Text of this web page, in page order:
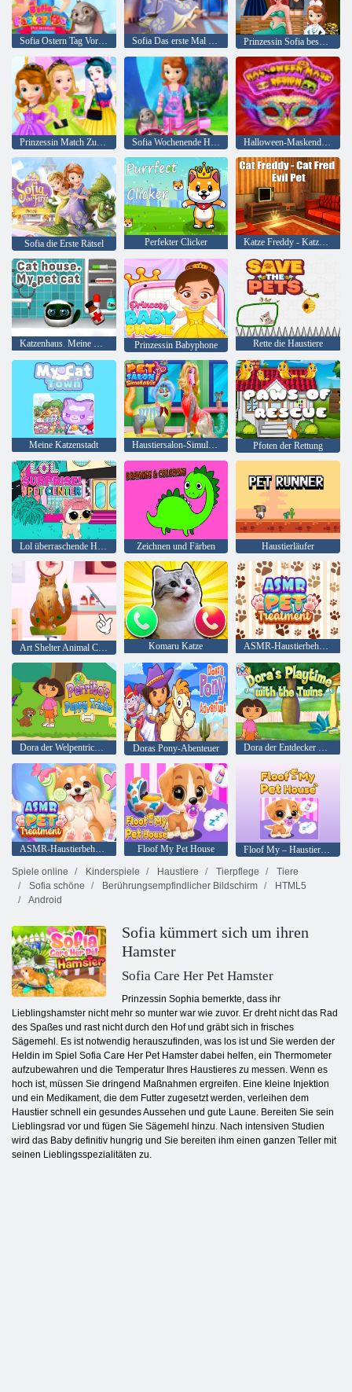
Sofia Ostern Tag Vorbereitung Sofia Das erste Mal über eine Prinzessin Prinzessin Sofia beschäftigt Klinik
Prinzessin Match Zubehör Sofia Wochenende Happy Day Halloween-Maskendesign
Sofia die Erste Rätsel Perfekter Clicker Katze Freddy - Katze Fred Böses Haustier
Katzenhaus. Meine Haustierkatze Prinzessin Babyphone Rette die Haustiere
Meine Katzenstadt Haustiersalon-Simulator Pfoten der Rettung
Lol überraschende Haustierzentrum Zeichnen und Färben Haustierläufer
Komaru Katze ASMR-Haustierbehandlung
Dora der Welpentrick des Entdeckers Perrito Doras Pony-Abenteuer Dora der Entdecker Doras Spielzeit mit den Zwillingen
ASMR-Haustierbehandlung Floof My Pet House
Floof My – Haustierhaus
Spiele online
Kinderspiele Haustiere Tierpflege
Tiere
Sofia schöne
Berührungsempfindlicher Bildschirm
HTML5
Android
Sofia kümmert sich um ihren
Hamster
Sofia Care Her Pet Hamster
Prinzessin Sophia bemerkte, dass ihr
Lieblingshamster nicht mehr so ​​munter war wie zuvor. Er dreht nicht das Rad
des Spaßes und rast nicht durch den Hof und gräbt sich in frisches
Sägemehl. Es ist notwendig herauszufinden, was los ist und Sie werden der
Heldin im Spiel Sofia Care Her Pet Hamster dabei helfen, ein Thermometer
aufzubewahren und die Temperatur Ihres Haustieres zu messen. Wenn es
hoch ist, müssen Sie dringend Maßnahmen ergreifen. Eine kleine Injektion
und ein Medikament, die dem Futter zugesetzt werden, verleihen dem
Haustier schnell ein gesundes Aussehen und gute Laune. Bereiten Sie sein
Lieblingsrad vor und fügen Sie Sägemehl hinzu. Nach intensiven Studien
wird das Baby definitiv hungrig und Sie bereiten ihm einen ganzen Teller mit
seinen Lieblingsspezialitäten zu.